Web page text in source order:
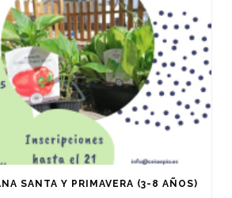
SANTA Y PRIMAVERA (3-8 AÑOS)